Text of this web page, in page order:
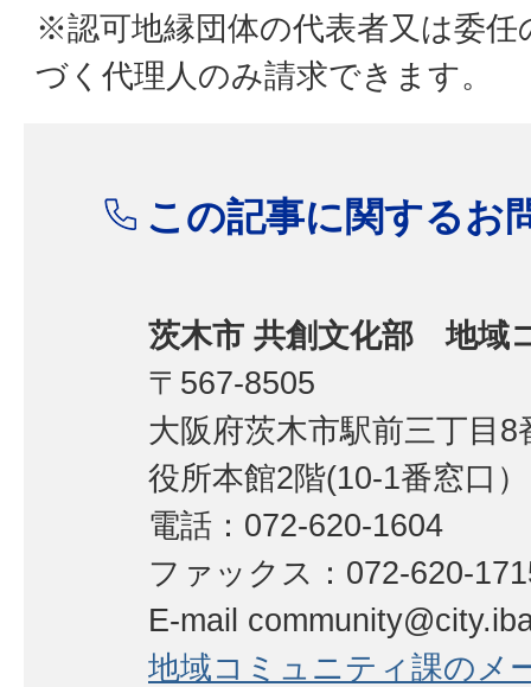
※認可地縁団体の代表者又は委任
づく代理人のみ請求できます。
この記事に関するお
茨木市 共創文化部 地域
〒567-8505
大阪府茨木市駅前三丁目8
役所本館2階(10-1番窓口）
電話：072-620-1604
ファックス：072-620-
E-mail
地域コミュニティ課のメ